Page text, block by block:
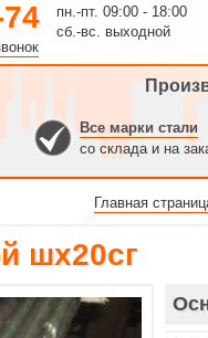
пн.-пт. 09:00 - 18:00
сб.-вс. выходной
Все марки стали
со склада и на
Главная
шх20сг